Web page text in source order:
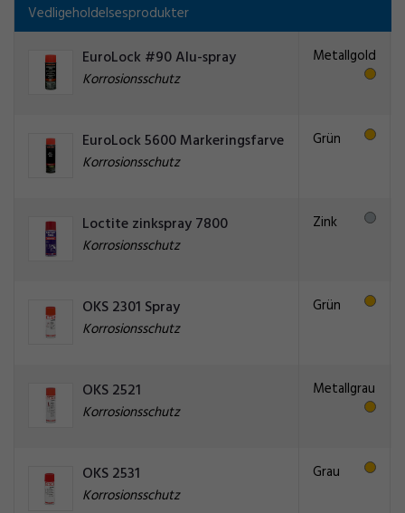
Vedligeholdelsesprodukter
EuroLock #90 Alu-spray
Korrosionsschutz
Metallgold
EuroLock 5600 Markeringsfarve
Korrosionsschutz
Grün
Loctite zinkspray 7800
Korrosionsschutz
Zink
OKS 2301 Spray
Korrosionsschutz
Grün
OKS 2521
Korrosionsschutz
Metallgrau
OKS 2531
Korrosionsschutz
Grau